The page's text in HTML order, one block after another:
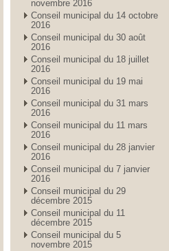
novembre 2016
Conseil municipal du 14 octobre
2016
Conseil municipal du 30 août
2016
Conseil municipal du 18 juillet
2016
Conseil municipal du 19 mai
2016
Conseil municipal du 31 mars
2016
Conseil municipal du 11 mars
2016
Conseil municipal du 28 janvier
2016
Conseil municipal du 7 janvier
2016
Conseil municipal du 29
décembre 2015
Conseil municipal du 11
décembre 2015
Conseil municipal du 5
novembre 2015